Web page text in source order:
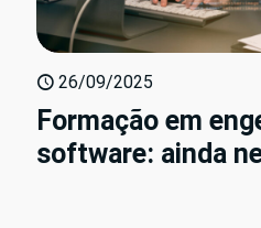
26/09/2025
Formação em
software: ainda